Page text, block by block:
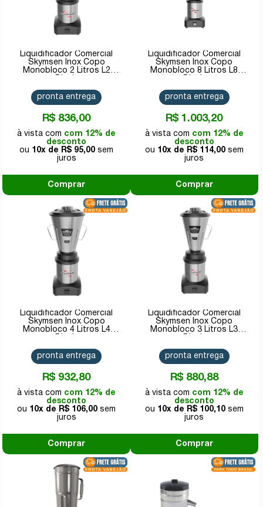
Liquidificador Comercial
Skymsen Inox Copo
Monobloco 2 Litros L2
R$ 836,00
com 12% de
desconto
10x de
R$ 95,00
pronta entrega
Comprar
Liquidificador Comercial
Skymsen Inox Copo
Monobloco 8 Litros L8
R$ 1.003,20
com 12% de
desconto
10x de
R$ 114,00
pronta entrega
Comprar
Liquidificador Comercial
Skymsen Inox Copo
Monobloco 4 Litros L4
R$ 932,80
com 12% de
desconto
10x de
R$ 106,00
pronta entrega
Comprar
Liquidificador Comercial
Skymsen Inox Copo
Monobloco 3 Litros L3
R$ 880,88
com 12% de
desconto
10x de
R$ 100,10
pronta entrega
Comprar